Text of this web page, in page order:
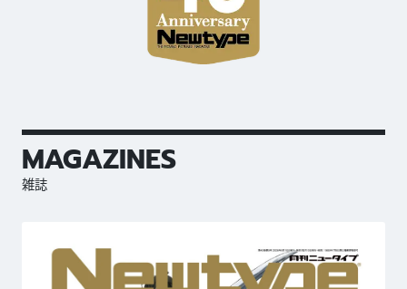
MAGAZINES
雑誌